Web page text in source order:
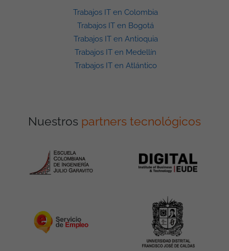
Trabajos IT en Colombia
Trabajos IT en Bogotá
Trabajos IT en Antioquia
Trabajos IT en Medellín
Trabajos IT en Atlántico
Nuestros partners tecnológicos